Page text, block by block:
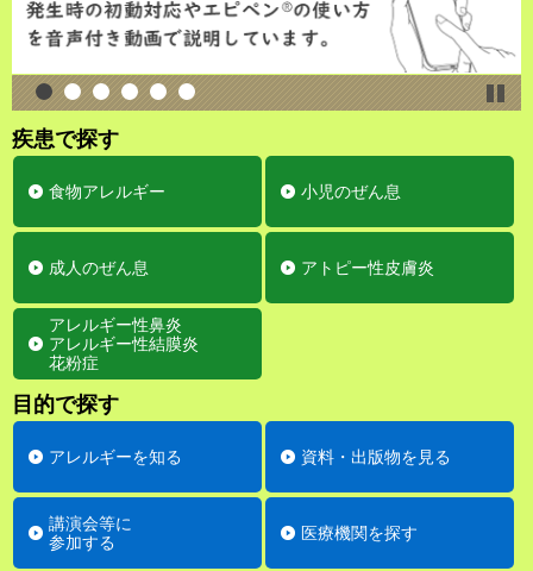
一
疾患で探す
食物アレルギー 小児のぜん息
成人のぜん息 アトピー性皮膚炎
アレルギー性鼻炎
アレルギー性結膜炎
花粉症
目的で探す
アレルギーを知る 資料・出版物を見る
講演会等に
参加する
医療機関を探す